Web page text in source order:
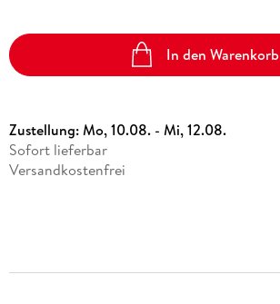
In den Warenkorb
Zustellung:Mo, 10.08. - Mi, 12.08.
Sofort lieferbar
Versandkostenfrei